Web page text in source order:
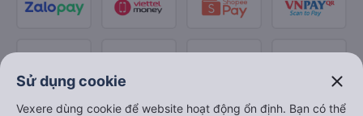
Sử dụng cookie close
Vexere dùng cookie để website hoạt động ổn định. Bạn có thể